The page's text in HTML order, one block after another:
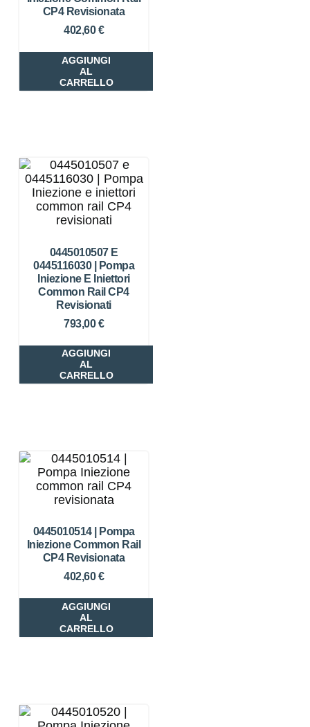
CP4 Revisionata
402,60€
AGGIUNGI
AL
CARRELLO
0445010507 E
0445116030 | Pompa
Iniezione E Iniettori
Common Rail CP4
Revisionati
793,00€
AGGIUNGI
AL
CARRELLO
0445010514 | Pompa
Iniezione Common Rail
CP4 Revisionata
402,60€
AGGIUNGI
AL
CARRELLO